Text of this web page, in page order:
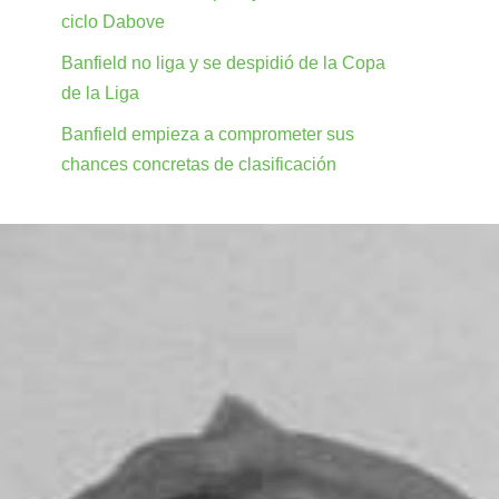
ciclo Dabove
Banfield no liga y se despidió de la Copa
de la Liga
Banfield empieza a comprometer sus
chances concretas de clasificación